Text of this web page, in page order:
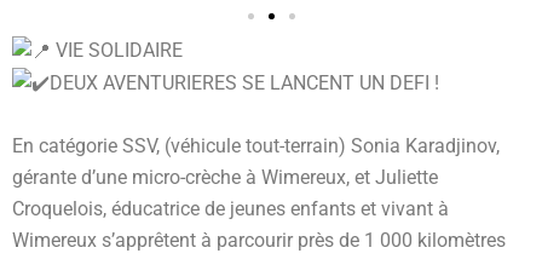
VIE SOLIDAIRE
DEUX AVENTURIERES SE LANCENT UN DEFI !
En catégorie SSV, (véhicule tout-terrain) Sonia Karadjinov,
gérante d’une micro-crèche à Wimereux, et Juliette
Croquelois, éducatrice de jeunes enfants et vivant à
Wimereux s’apprêtent à parcourir près de 1 000 kilomètres